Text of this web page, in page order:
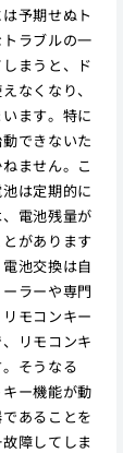
予期せぬト
ラブルの一
まうと、ド
なくなり、
ます。特に
できないた
ません。こ
は定期的に
電池残量が
があります
池交換は自
ラーや専門
モコンキー
リモコンキ
そうなる
ー機能が動
あることを
障してしま